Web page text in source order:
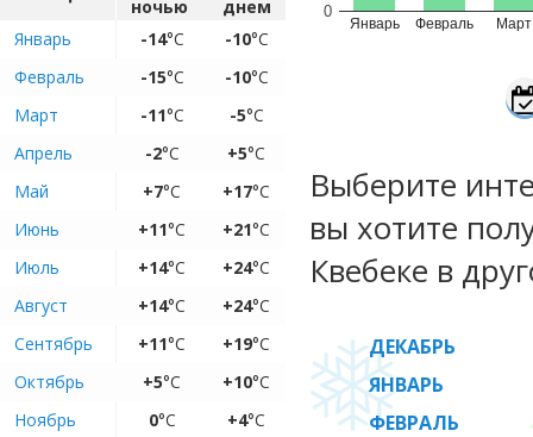
ночью
днем
Январь
-14°C -10°C
Февраль
-15°C -10°C
Март
-11°C -5°C
Апрель
-2°C +5°C
Май
+7°C +17°C
Июнь
+11°C +21°C
Июль
+14°C +24°C
Август
+14°C +24°C
Сентябрь
+11°C +19°C
Октябрь
+5°C +10°C
Ноябрь
0°C +4°C
Январь Февраль Март
0
Выберите
вы хотите
Квебеке в
ДЕКАБРЬ
ЯНВАРЬ
ФЕВРАЛЬ